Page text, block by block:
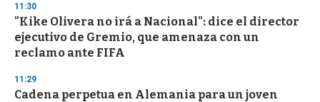
11:30
"Kike Olivera no irá a Nacional": dice el director
ejecutivo de Gremio, que amenaza con un
reclamo ante FIFA
11:29
Cadena perpetua en Alemania para un joven